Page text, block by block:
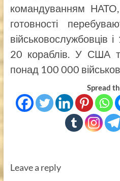
командуванням
готовності
військовослужбовців
20 кораблів. У США
понад 100 000
Spread
Leave a reply